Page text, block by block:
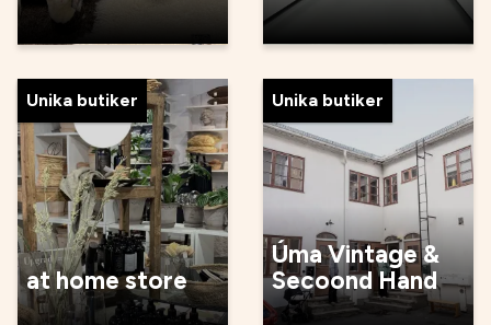
Unika butiker
at home store
Unika butiker
Úma Vintage &
Secoond Hand